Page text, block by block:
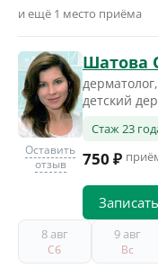
и ещё 1 место приёма
Оставить
отзыв
Шатова
детский
Стаж 23
750 ₽
8 авг
Сб
9 авг
Вс